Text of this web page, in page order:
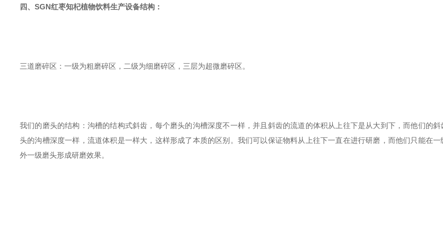
四、 SGN红枣知杞植物饮料生产设备结构：
三道磨碎区：一级为粗磨碎区，二级为细磨碎区，三层为超微磨碎区。
我们的磨头的结构：沟槽的结构式斜齿，每个磨头的沟槽深度不一样，并且斜齿的流道的体积从上往下是从大到下，而他们的斜
头的沟槽深度一样，流道体积是一样大，这样形成了本质的区别。我们可以保证物料从上往下一直在进行研磨，而他们只能在一
外一级磨头形成研磨效果。